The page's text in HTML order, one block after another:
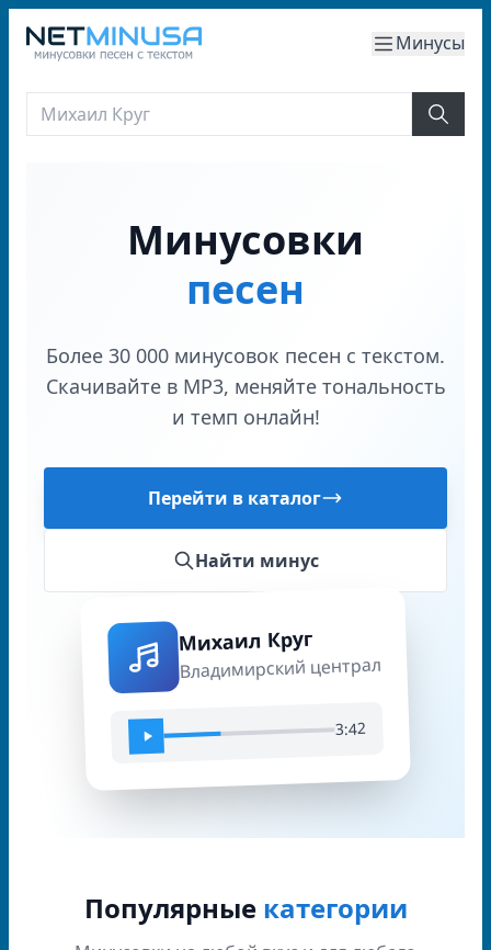
Минусы
Минусовки
песен
Более 30 000 минусовок песен с текстом.
Скачивайте в MP3, меняйте тональность
и темп онлайн!
Перейти в каталог
Найти минус
Михаил Круг
Владимирский централ
3:42
Популярные категории